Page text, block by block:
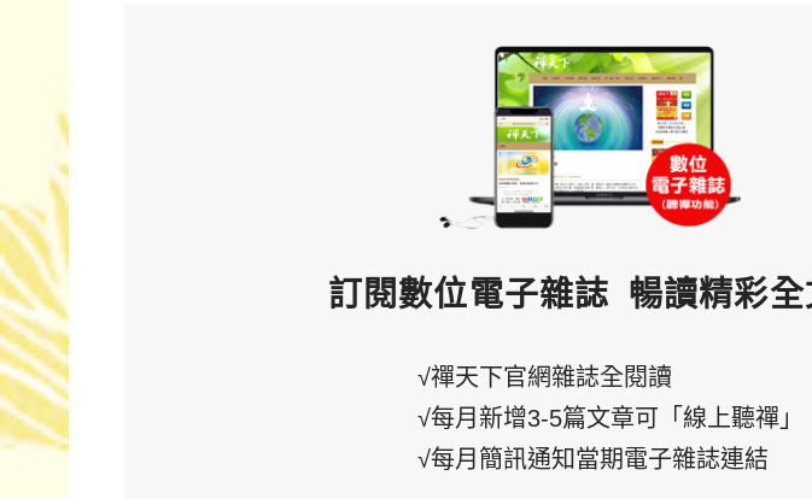
訂閱數位電子雜誌 暢讀精彩全
√禪天下官網雜誌全閱讀
√每月新增3-5篇文章可「線上聽禪」
√每月簡訊通知當期電子雜誌連結